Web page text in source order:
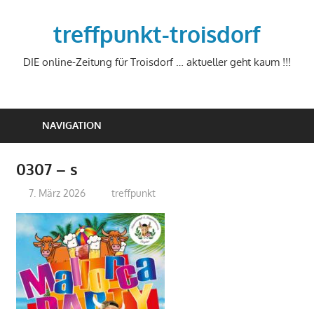
treffpunkt-troisdorf
DIE online-Zeitung für Troisdorf … aktueller geht kaum !!!
NAVIGATION
0307 – s
7. März 2026 treffpunkt